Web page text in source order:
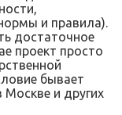
и правила).
достаточное
проект просто
бывает
Москве и других